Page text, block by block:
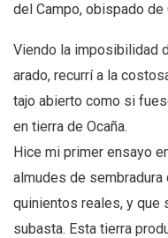
del Campo, obispado de
Viendo la imposibilidad
arado, recurrí a la
tajo abierto como si
en tierra de Ocaña.
Hice mi primer ensayo
almudes de sembradura
quinientos reales, y que
subasta. Esta tierra